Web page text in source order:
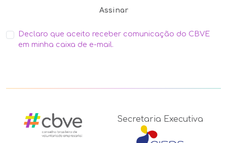
Assinar
Declaro que aceito receber comunicação do CBVE
em minha caixa de e-mail.
Secretaria Executiva